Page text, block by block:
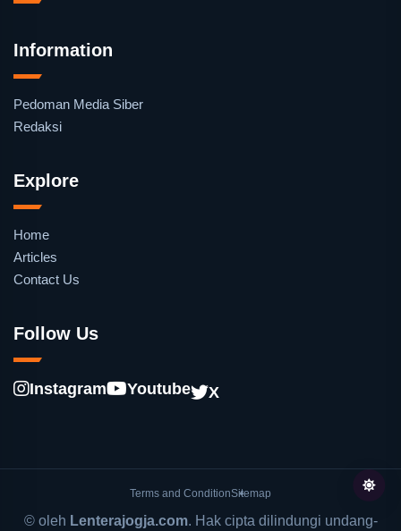
Information
Pedoman Media Siber
Redaksi
Explore
Home
Articles
Contact Us
Follow Us
Instagram Youtube X
Terms and ConditionSitemap
© oleh Lenterajogja.com. Hak cipta dilindungi undang-